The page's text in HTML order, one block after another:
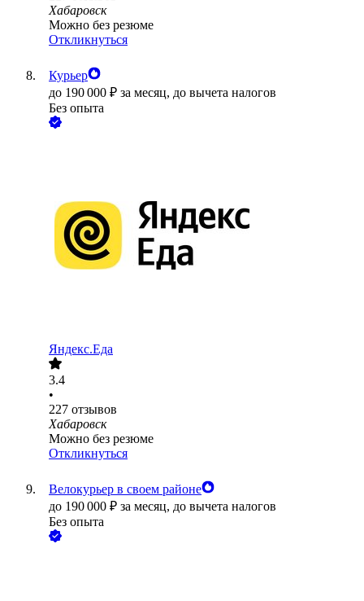
Хабаровск
Можно без резюме
Откликнуться
Курьер
до 190 000 ₽ за месяц, до вычета налогов
Без опыта
Яндекс.Еда
3.4
•
227 отзывов
Хабаровск
Можно без резюме
Откликнуться
Велокурьер в своем районе
до 190 000 ₽ за месяц, до вычета налогов
Без опыта